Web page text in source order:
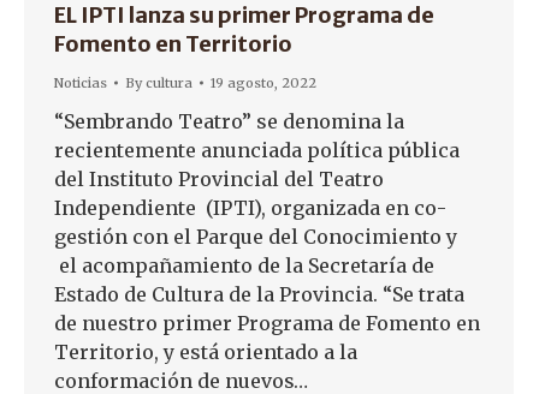
EL IPTI lanza su primer Programa de
Fomento en Territorio
Noticias Bycultura 19 agosto, 2022
“Sembrando Teatro” se denomina la
recientemente anunciada política pública
del Instituto Provincial del Teatro
Independiente (IPTI), organizada en co-
gestión con el Parque del Conocimiento y
el acompañamiento de la Secretaría de
Estado de Cultura de la Provincia. “Se trata
de nuestro primer Programa de Fomento en
Territorio, y está orientado a la
conformación de nuevos…